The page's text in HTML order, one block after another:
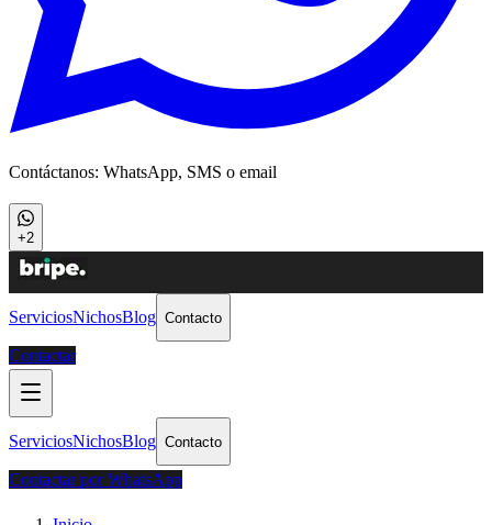
Contáctanos: WhatsApp, SMS o email
+2
ServiciosNichosBlog Contacto
Contactar
ServiciosNichosBlog Contacto
Contactar por WhatsApp